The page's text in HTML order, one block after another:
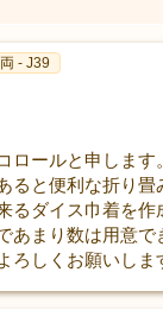
- J39
ロールと申します。
ると便利な折り畳
るダイス巾着を作
あまり数は用意で
ろしくお願いしま